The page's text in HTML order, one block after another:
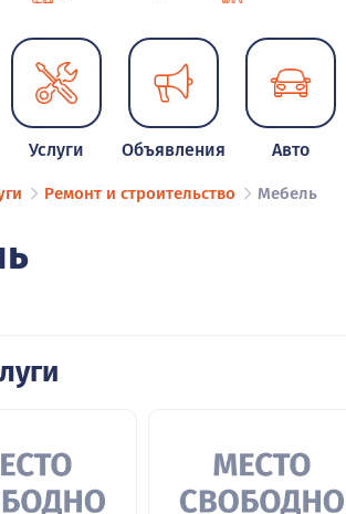
Услуги Объявления Авто
Ремонт и строительство Мебель